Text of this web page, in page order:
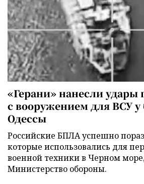
«Герани» нанесли удары
с вооружением для ВСУ у
Одессы
Российские БПЛА успешно
которые использовались для
военной техники в Черном
Министерство обороны.